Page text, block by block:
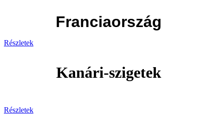
Franciaország
Részletek
Kanári-szigetek
Részletek